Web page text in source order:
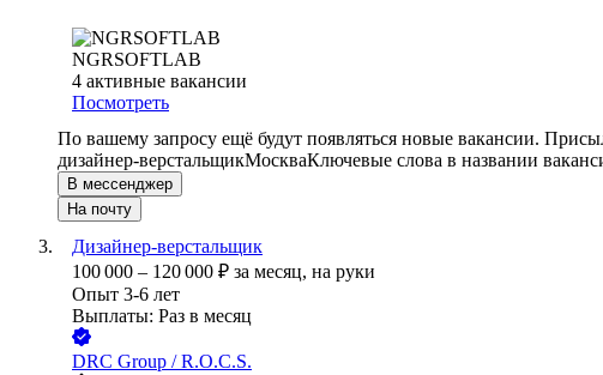
NGRSOFTLAB
4 активные вакансии
Посмотреть
По вашему запросу ещё будут появляться новые вакансии.
дизайнер-верстальщикМоскваКлючевые слова в названии
В мессенджер
На почту
Дизайнер-верстальщик
100 000 – 120 000 ₽ за месяц, на руки
Опыт 3-6 лет
Выплаты: Раз в месяц
DRC Group / R.O.C.S.